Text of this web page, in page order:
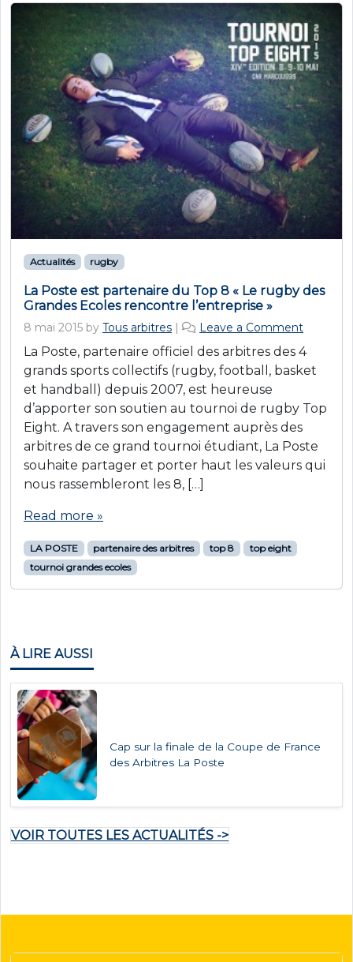
Actualités rugby
La Poste est partenaire du Top 8 « Le rugby des
Grandes Ecoles rencontre l’entreprise »
8 mai 2015 by Tous arbitres | Leave a Comment
La Poste, partenaire officiel des arbitres des 4
grands sports collectifs (rugby, football, basket
et handball) depuis 2007, est heureuse
d’apporter son soutien au tournoi de rugby Top
Eight. A travers son engagement auprès des
arbitres de ce grand tournoi étudiant, La Poste
souhaite partager et porter haut les valeurs qui
nous rassembleront les 8, […]
Read more »
LA POSTE partenaire des arbitres top 8
top eight
tournoi grandes ecoles
À LIRE AUSSI
Cap sur la finale de la Coupe de France
des Arbitres La Poste
VOIR TOUTES LES ACTUALITÉS ->